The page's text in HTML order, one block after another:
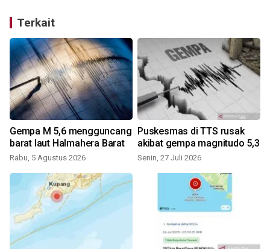
Terkait
Gempa M 5,6 mengguncang
barat laut Halmahera Barat
Rabu, 5 Agustus 2026
Puskesmas di TTS rusak
akibat gempa magnitudo 5,3
Senin, 27 Juli 2026